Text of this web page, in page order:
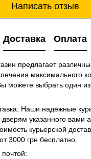
Написать отзыв
Доставка Оплата
предлагает
максимального
можете выбрать один
Наши надежные
указанного вами
курьерской
3000 грн бесплатно.